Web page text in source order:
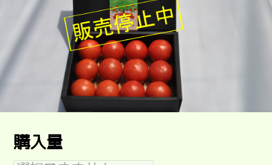
購入量